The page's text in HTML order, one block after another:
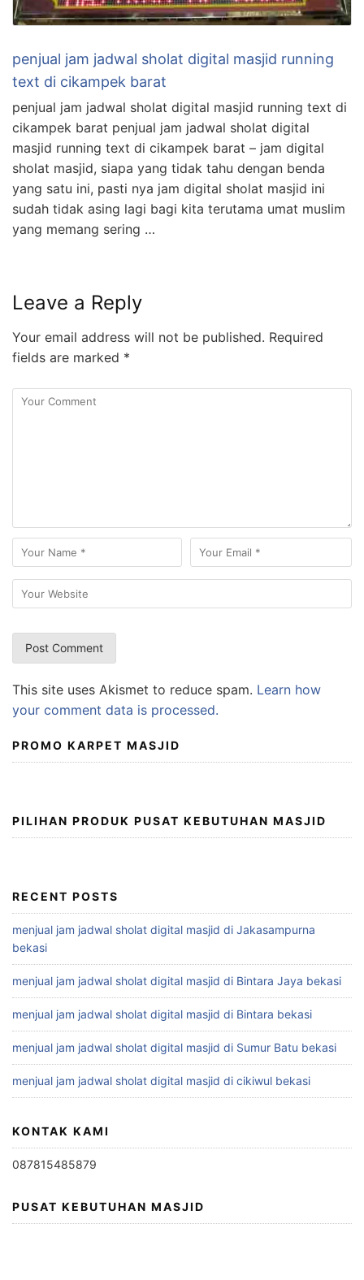
penjual jam jadwal sholat digital masjid running
text di cikampek barat
penjual jam jadwal sholat digital masjid running text di
cikampek barat penjual jam jadwal sholat digital
masjid running text di cikampek barat – jam digital
sholat masjid, siapa yang tidak tahu dengan benda
yang satu ini, pasti nya jam digital sholat masjid ini
sudah tidak asing lagi bagi kita terutama umat muslim
yang memang sering …
Leave a Reply
Your email address will not be published. Required
fields are marked *
This site uses Akismet to reduce spam. Learn how
your comment data is processed.
PROMO KARPET MASJID
PILIHAN PRODUK PUSAT KEBUTUHAN MASJID
RECENT POSTS
menjual jam jadwal sholat digital masjid di Jakasampurna
bekasi
menjual jam jadwal sholat digital masjid di Bintara Jaya bekasi
menjual jam jadwal sholat digital masjid di Bintara bekasi
menjual jam jadwal sholat digital masjid di Sumur Batu bekasi
menjual jam jadwal sholat digital masjid di cikiwul bekasi
KONTAK KAMI
087815485879
PUSAT KEBUTUHAN MASJID